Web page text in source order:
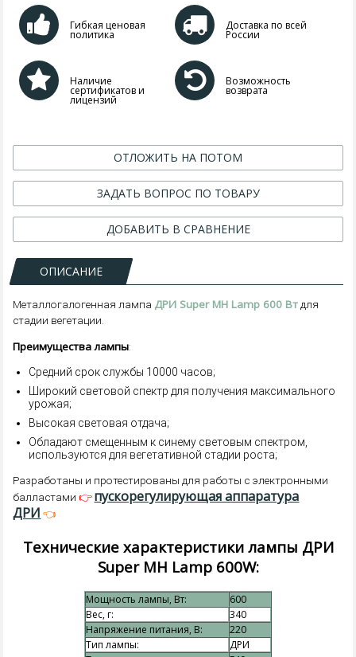
Гибкая ценовая
политика
Доставка по всей
России
Наличие
сертификатов и
лицензий
Возможность
возврата
ОТЛОЖИТЬ НА ПОТОМ
ЗАДАТЬ ВОПРОС ПО ТОВАРУ
ДОБАВИТЬ В СРАВНЕНИЕ
ОПИСАНИЕ
Металлогалогенная лампа ДРИ Super MH Lamp 600 Вт для
стадии вегетации.
Преимущества лампы:
Средний срок службы 10000 часов;
Широкий световой спектр для получения максимального
урожая;
Высокая световая отдача;
Обладают смещенным к синему световым спектром,
используются для вегетативной стадии роста;
Разработаны и протестированы для работы с электронными
балластами👉пускорегулирующая аппаратура
ДРИ 👈
Технические характеристики лампы ДРИ
Super MH Lamp 600W:
Мощность лампы, Вт:
600
Вес, г:
340
Напряжение питания, В:
220
Тип лампы:
ДРИ